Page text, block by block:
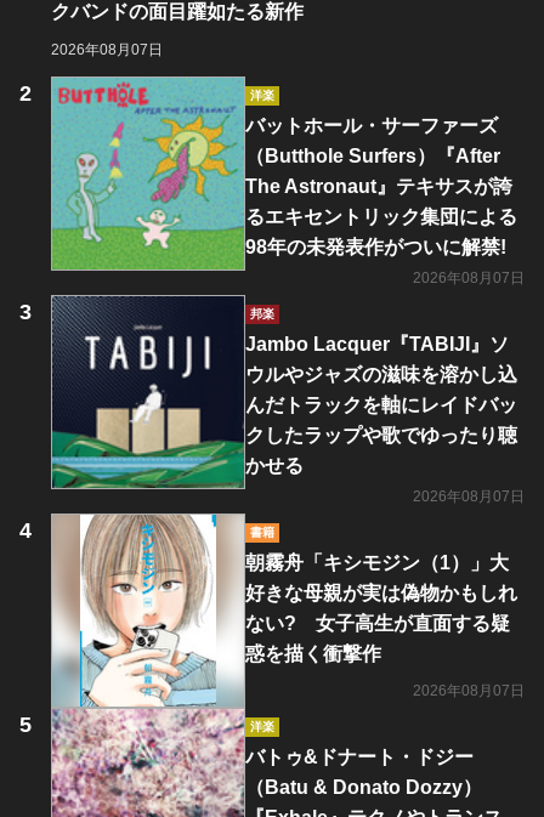
クバンドの面目躍如たる新作
2026年08月07日
洋楽
バットホール・サーファーズ
（Butthole Surfers）『After
The Astronaut』テキサスが誇
るエキセントリック集団による
98年の未発表作がついに解禁!
2026年08月07日
邦楽
Jambo Lacquer『TABIJI』ソ
ウルやジャズの滋味を溶かし込
んだトラックを軸にレイドバッ
クしたラップや歌でゆったり聴
かせる
2026年08月07日
書籍
朝霧舟「キシモジン（1）」大
好きな母親が実は偽物かもしれ
ない? 女子高生が直面する疑
惑を描く衝撃作
2026年08月07日
洋楽
バトゥ&ドナート・ドジー
（Batu & Donato Dozzy）